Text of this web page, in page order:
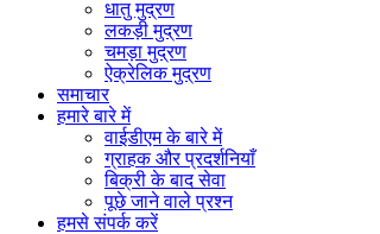
धातु मुद्रण
लकड़ी मुद्रण
चमड़ा मुद्रण
ऐक्रेलिक मुद्रण
समाचार
हमारे बारे में
वाईडीएम के बारे में
ग्राहक और प्रदर्शनियाँ
बिक्री के बाद सेवा
पूछे जाने वाले प्रश्न
हमसे संपर्क करें